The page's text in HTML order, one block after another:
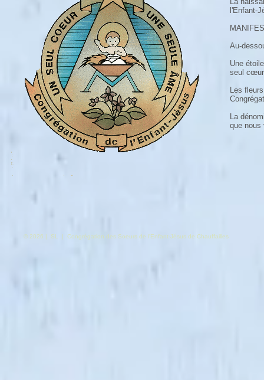
l'Enfant-
Au-
Une
seul
Les
La
que nous
© 2026 | SL | Congrégation des Soeurs de l'Enfant-Jésus de Chauffailles